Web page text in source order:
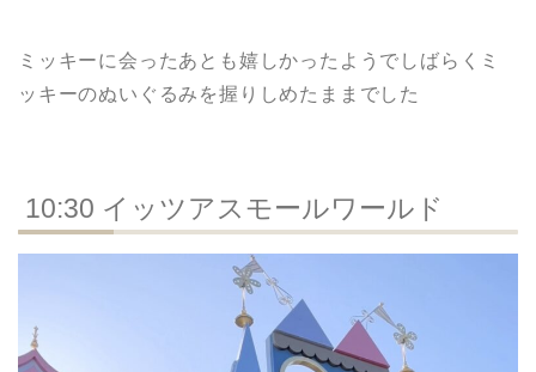
ミッキーに会ったあとも嬉しかったようでしばらくミ
ッキーのぬいぐるみを握りしめたままでした
10:30 イッツアスモールワールド